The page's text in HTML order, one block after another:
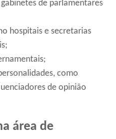
de parlamentares
hospitais e secretarias
como
de opinião
área de